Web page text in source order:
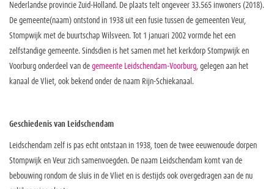
Nederlandse provincie Zuid-Holland. De plaats telt ongeveer 33.565 inwoners (2018).
De gemeente(naam) ontstond in 1938 uit een fusie tussen de gemeenten Veur,
Stompwijk met de buurtschap Wilsveen. Tot 1 januari 2002 vormde het een
zelfstandige gemeente. Sindsdien is het samen met het kerkdorp Stompwijk en
Voorburg onderdeel van de gemeente Leidschendam-Voorburg , gelegen aan het
kanaal de Vliet, ook bekend onder de naam Rijn-Schiekanaal.
Geschiedenis van Leidschendam
Leidschendam zelf is pas echt ontstaan in 1938, toen de twee eeuwenoude dorpen
Stompwijk en Veur zich samenvoegden. De naam Leidschendam komt van de
bebouwing rondom de sluis in de Vliet en is destijds ook overgedragen aan de nu